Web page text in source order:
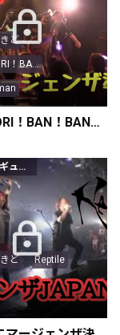
ど
！BA...
BACHIKORI！BAN！BAN！【エマージェンザ】 2025.05.25 at.渋谷 eggman
榎戸軍団レギュラー会員以上
ど Reptile